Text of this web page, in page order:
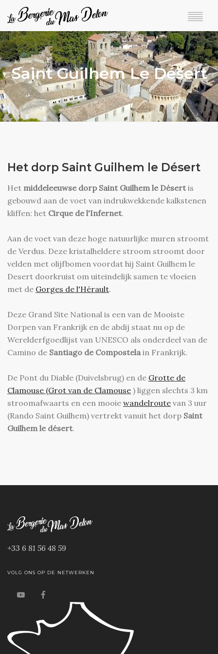
HOME
GÎTES EN TARIEVEN
BESCHIKBAARHEID EN BOEKEN
TER PLAATSE
IN DE BUURT
+33 6 81 56 48 59
Saint Guilhem Le Désert
Het dorp Saint Guilhem le Désert
Het middeleeuwse dorp Saint Guilhem le Désertis
gebouwd aan de voet van indrukwekkende kalkstenen
kliffen: het Cirque de l'Infernet.
Aan de voet van deze hoge natuurlijke muren stroomt
de Verdus. Deze kristalheldere stroom stroomt door
velden met olijfbomen voordat hij Saint Guilhem le
Desert doorkruist om uiteindelijk samen te vloeien
met de Gorges de l'Hérault.
Deze Grand Site National is een van de Mooiste
Dorpen van Frankrijk en de abdij staat nu op de
Werelderfgoedlijst van UNESCO als onderdeel van de
Camino de Santiago de Compostelain Frankrijk.
De Pont du Diable (Duivelsbrug) en de Grotte de
Clamouse (Grot van de Clamouse ) liggen slechts 3 km
stroomafwaarts en een mooie wandelroute van 3 uur
(Rando Saint Guilhem) vertrekt vanuit het dorp Saint
Guilhem le désert.
+33 6 81 56 48 59
VOLG ONS OP DE NETWERKEN